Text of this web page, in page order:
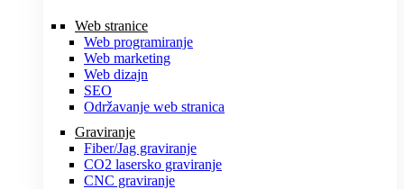
Web stranice
Web programiranje
Web marketing
Web dizajn
SEO
Održavanje web stranica
Graviranje
Fiber/Jag graviranje
CO2 lasersko graviranje
CNC graviranje